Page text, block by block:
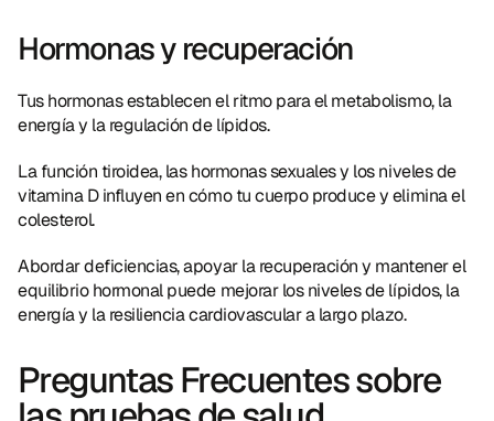
Hormonas y recuperación
Tus hormonas establecen el ritmo para el metabolismo, la
energía y la regulación de lípidos.
La función tiroidea, las hormonas sexuales y los niveles de
vitamina D influyen en cómo tu cuerpo produce y elimina el
colesterol.
Abordar deficiencias, apoyar la recuperación y mantener el
equilibrio hormonal puede mejorar los niveles de lípidos, la
energía y la resiliencia cardiovascular a largo plazo.
Preguntas Frecuentes sobre